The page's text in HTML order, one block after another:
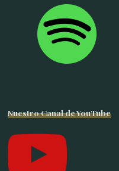
Nuestro Canal de YouTube